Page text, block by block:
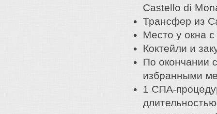
Castello di
Трансфер из
Место у окна
Коктейли и
По окончании
избранными
1 СПА-